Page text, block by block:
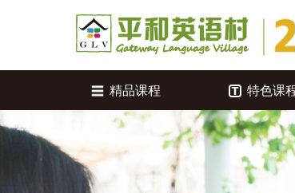
精品课程 特色课